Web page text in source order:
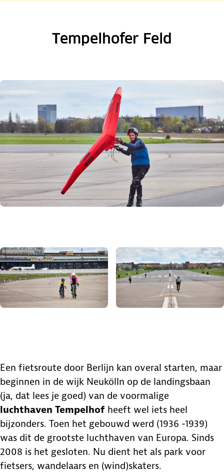
Tempelhofer Feld
Een fietsroute door Berlijn kan overal starten, maar
beginnen in de wijk Neukölln op de landingsbaan
(ja, dat lees je goed) van de voormalige
luchthaven Tempelhof heeft wel iets heel
bijzonders. Toen het gebouwd werd (1936 -1939)
was dit de grootste luchthaven van Europa. Sinds
2008 is het gesloten. Nu dient het als park voor
fietsers, wandelaars en (wind)skaters.